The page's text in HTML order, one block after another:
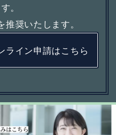
。
奨いたします。
ライン申請はこちら